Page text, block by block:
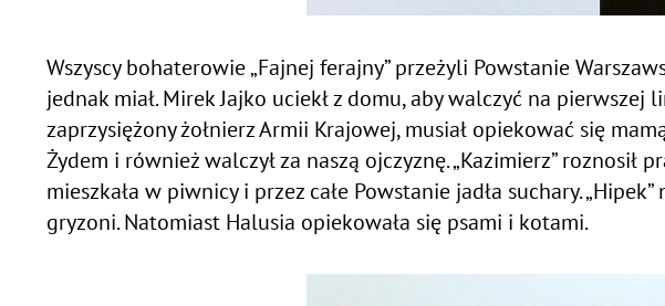
Wszyscy bohaterowie „Fajnej ferajny” przeżyli Powstanie
jednak miał. Mirek Jajko uciekł z domu, aby walczyć na
zaprzysiężony żołnierz Armii Krajowej, musiał opiekować się
Żydem i również walczył za naszą ojczyznę. „Kazimierz”
mieszkała w piwnicy i przez całe Powstanie jadła suchary.
gryzoni. Natomiast Halusia opiekowała się psami i kotami.